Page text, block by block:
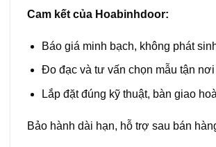
Cam kết của Hoabinhdoor:
Báo giá minh bạch, không phát
Đo đạc và tư vấn chọn mẫu tận
Lắp đặt đúng kỹ thuật, bàn giao
Bảo hành dài hạn, hỗ trợ sau bán